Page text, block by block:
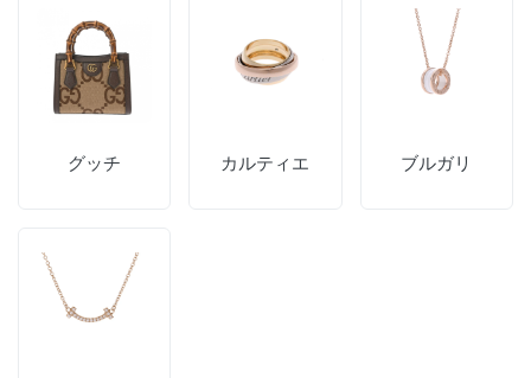
グッチ カルティエ ブルガリ